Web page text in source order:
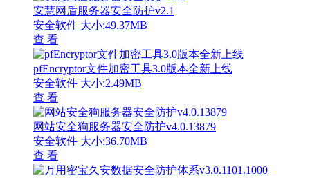
安慧网盾服务器安全防护v2.1
安全软件 大小:49.37MB
查 看
pfEncryptor文件加密工具3.0版本全新上线
安全软件 大小:2.49MB
查 看
网站安全狗服务器安全防护v4.0.13879
安全软件 大小:36.70MB
查 看